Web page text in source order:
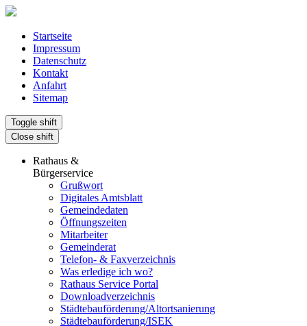
Startseite
Impressum
Datenschutz
Kontakt
Anfahrt
Sitemap
Toggle shift
Close shift
Rathaus &
Bürgerservice
Grußwort
Digitales Amtsblatt
Gemeindedaten
Öffnungszeiten
Mitarbeiter
Gemeinderat
Telefon- & Faxverzeichnis
Was erledige ich wo?
Rathaus Service Portal
Downloadverzeichnis
Städtebauförderung/Altortsanierung
Städtebauförderung/ISEK